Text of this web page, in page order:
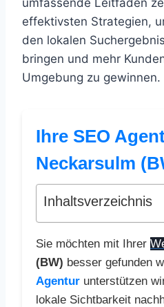
umfassende Leitfaden
effektivsten Strategien,
den lokalen
bringen und mehr
Umgebung zu gewinnen.
Ihre SEO
Neckarsulm
Inhaltsverzeichnis
Sie möchten mit Ihrer
(BW) besser gefunden
Agentur unterstützen
lokale Sichtbarkeit